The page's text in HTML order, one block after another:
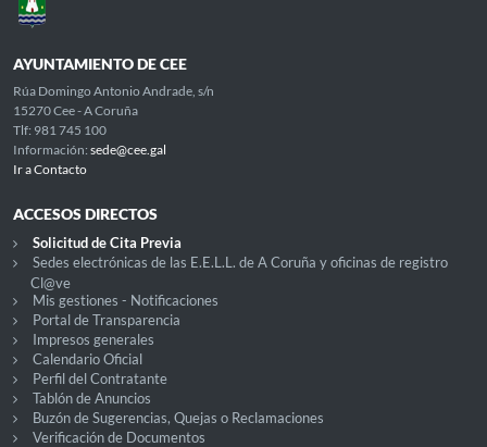
AYUNTAMIENTO DE CEE
Rúa Domingo Antonio Andrade, s/n
15270 Cee - A Coruña
Tlf: 981 745 100
Información: sede@cee.gal
Ir a Contacto
ACCESOS DIRECTOS
Solicitud de Cita Previa
Sedes electrónicas de las E.E.L.L. de A Coruña y oficinas de registro
Cl@ve
Mis gestiones - Notificaciones
Portal de Transparencia
Impresos generales
Calendario Oficial
Perfil del Contratante
Tablón de Anuncios
Buzón de Sugerencias, Quejas o Reclamaciones
Verificación de Documentos